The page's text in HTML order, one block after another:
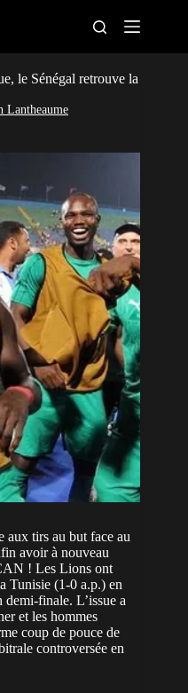
féminine
sportifs
le Sénégal retrouve la
Lantheaume
aux tirs au but face au
avoir à nouveau
! Les Lions ont
Tunisie (1-0 a.p.) en
finale. L’issue a
et les hommes
coup de pouce de
controversée en